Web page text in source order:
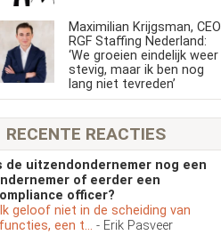
Maximilian Krijgsman, CEO
RGF Staffing Nederland:
‘We groeien eindelijk weer
stevig, maar ik ben nog
lang niet tevreden’
RECENTE REACTIES
de uitzendondernemer nog een
of eerder een
officer?
Ik geloof niet in de scheiding van
functies, een t... - Erik Pasveer